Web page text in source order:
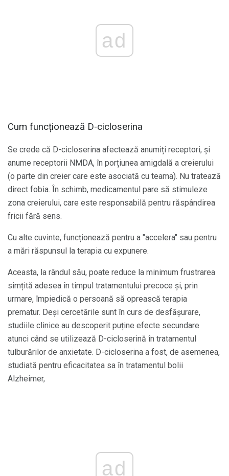
ad
Cum funcționează D-cicloserina
Se crede că D-cicloserina afectează anumiți receptori, și
anume receptorii NMDA, în porțiunea amigdală a creierului
(o parte din creier care este asociată cu teama). Nu tratează
direct fobia. În schimb, medicamentul pare să stimuleze
zona creierului, care este responsabilă pentru răspândirea
fricii fără sens.
Cu alte cuvinte, funcționează pentru a "accelera" sau pentru
a mări răspunsul la terapia cu expunere.
Aceasta, la rândul său, poate reduce la minimum frustrarea
simțită adesea în timpul tratamentului precoce și, prin
urmare, împiedică o persoană să oprească terapia
prematur. Deși cercetările sunt în curs de desfășurare,
studiile clinice au descoperit puține efecte secundare
atunci când se utilizează D-cicloserină în tratamentul
tulburărilor de anxietate. D-cicloserina a fost, de asemenea,
studiată pentru eficacitatea sa în tratamentul bolii
Alzheimer,
ad